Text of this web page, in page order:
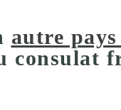
autre pays
consulat